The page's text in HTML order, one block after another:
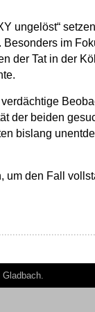
ungelöst“
im
der Tat in der
der beiden
bislang
um den Fall
.